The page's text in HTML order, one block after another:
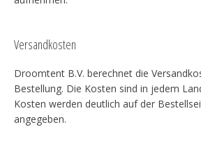
Versandkosten
Droomtent B.V. berechnet die
Bestellung. Die Kosten sind in jedem
Kosten werden deutlich auf der
angegeben.